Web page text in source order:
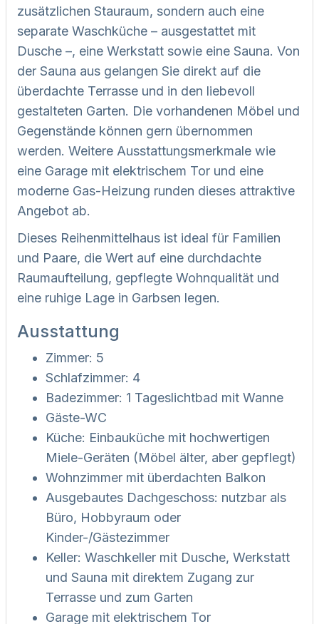
zusätzlichen Stauraum, sondern auch eine
separate Waschküche – ausgestattet mit
Dusche –, eine Werkstatt sowie eine Sauna. Von
der Sauna aus gelangen Sie direkt auf die
überdachte Terrasse und in den liebevoll
gestalteten Garten. Die vorhandenen Möbel und
Gegenstände können gern übernommen
werden. Weitere Ausstattungsmerkmale wie
eine Garage mit elektrischem Tor und eine
moderne Gas-Heizung runden dieses attraktive
Angebot ab.
Dieses Reihenmittelhaus ist ideal für Familien
und Paare, die Wert auf eine durchdachte
Raumaufteilung, gepflegte Wohnqualität und
eine ruhige Lage in Garbsen legen.
Ausstattung
Zimmer: 5
Schlafzimmer: 4
Badezimmer: 1 Tageslichtbad mit Wanne
Gäste-WC
Küche: Einbauküche mit hochwertigen
Miele-Geräten (Möbel älter, aber gepflegt)
Wohnzimmer mit überdachten Balkon
Ausgebautes Dachgeschoss: nutzbar als
Büro, Hobbyraum oder
Kinder-/Gästezimmer
Keller: Waschkeller mit Dusche, Werkstatt
und Sauna mit direktem Zugang zur
Terrasse und zum Garten
Garage mit elektrischem Tor